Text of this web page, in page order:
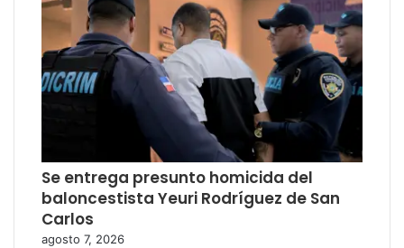
Se entrega presunto homicida del
baloncestista Yeuri Rodríguez de San
Carlos
agosto 7, 2026